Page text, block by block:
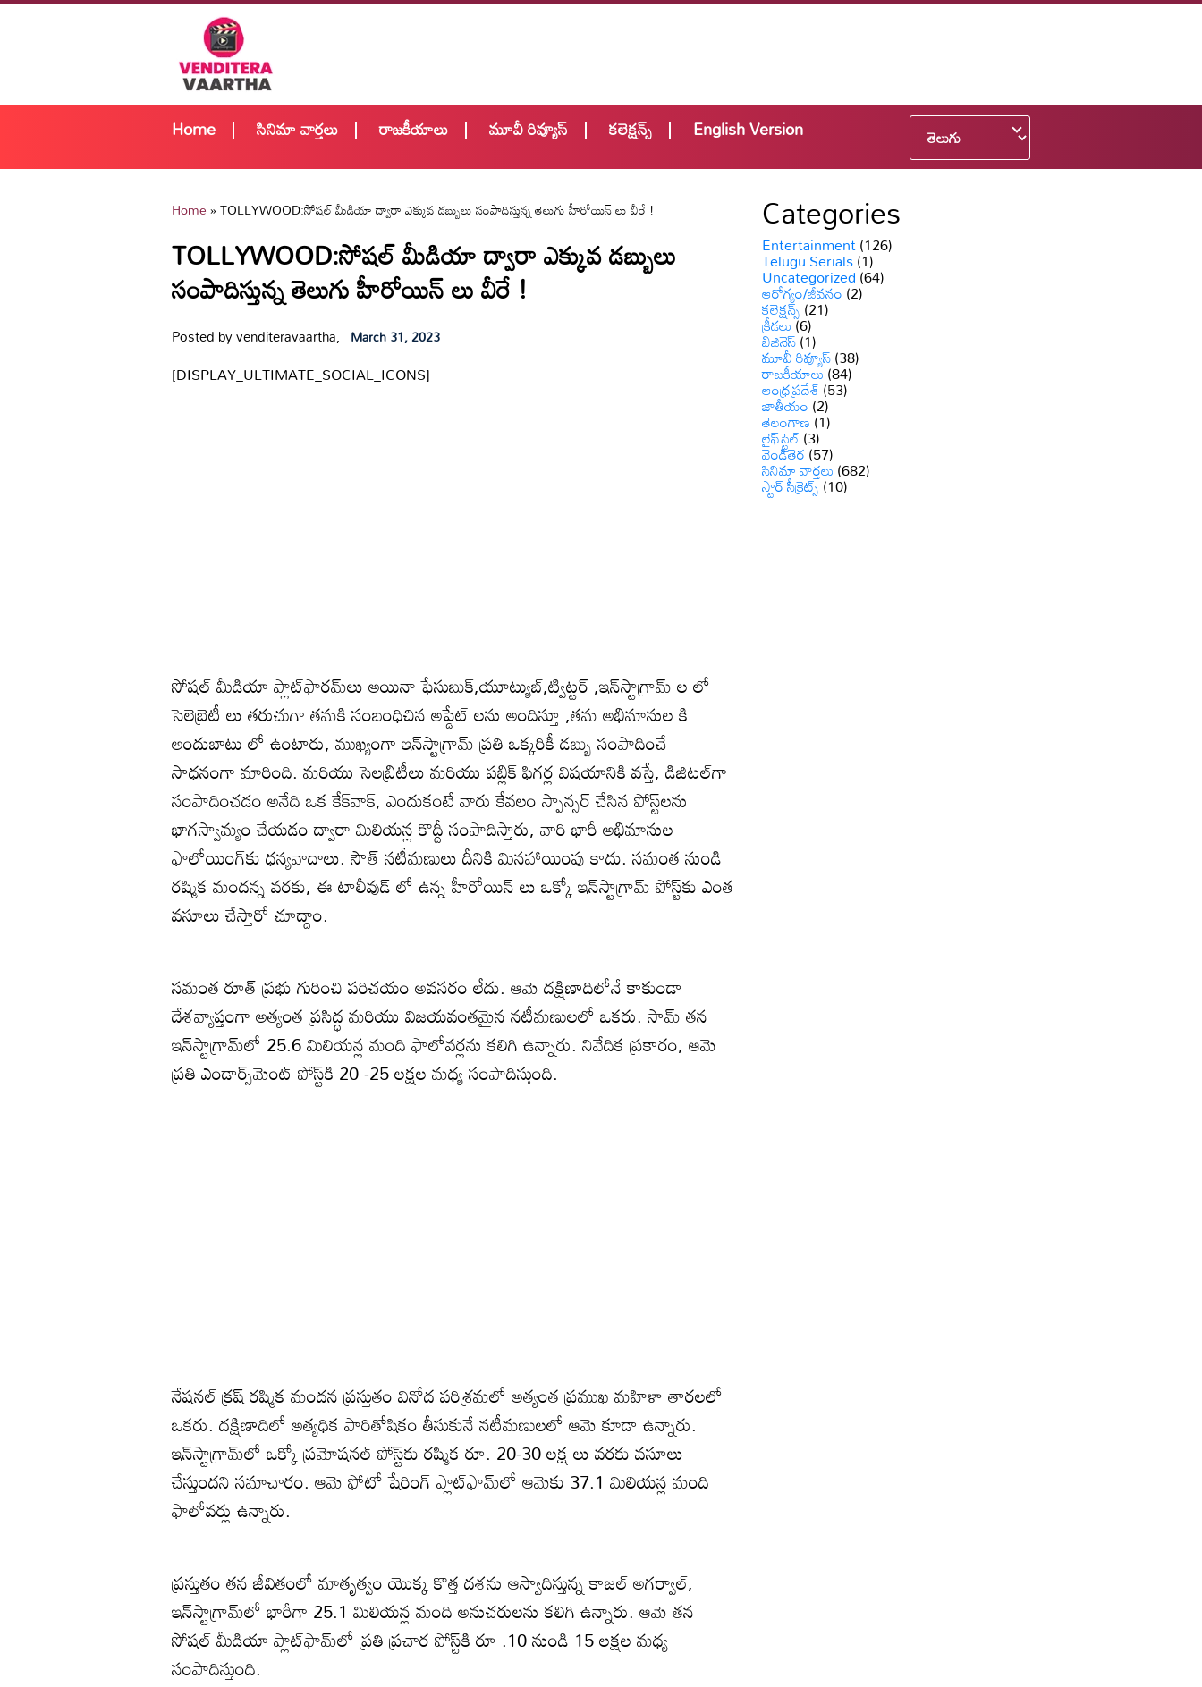
Home సినిమా వార్తలు రాజకీయాలు మూవీ రివ్యూస్ కలెక్షన్స్ English Version
Home»TOLLYWOOD:సోషల్ మీడియా ద్వారా ఎక్కువ డబ్బులు సంపాదిస్తున్న తెలుగు హీరోయిన్ లు వీరే !
TOLLYWOOD:సోషల్ మీడియా ద్వారా ఎక్కువ డబ్బులు
సంపాదిస్తున్న తెలుగు హీరోయిన్ లు వీరే !
Posted by venditeravaartha, March 31, 2023
[DISPLAY_ULTIMATE_SOCIAL_ICONS]
సోషల్ మీడియా ప్లాట్‌ఫారమ్‌లు అయినా ఫేసుబుక్,యూట్యుబ్,ట్విట్టర్ ,ఇన్‌స్టాగ్రామ్ ల లో
సెలెబ్రెటీ లు తరుచుగా తమకి సంబంధిచిన అప్డేట్ లను అందిస్తూ ,తమ అభిమానుల కి
అందుబాటు లో ఉంటారు, ముఖ్యంగా ఇన్‌స్టాగ్రామ్ ప్రతి ఒక్కరికీ డబ్బు సంపాదించే
సాధనంగా మారింది. మరియు సెలబ్రిటీలు మరియు పబ్లిక్ ఫిగర్ల విషయానికి వస్తే, డిజిటల్‌గా
సంపాదించడం అనేది ఒక కేక్‌వాక్, ఎందుకంటే వారు కేవలం స్పాన్సర్ చేసిన పోస్ట్‌లను
భాగస్వామ్యం చేయడం ద్వారా మిలియన్ల కొద్దీ సంపాదిస్తారు, వారి భారీ అభిమానుల
ఫాలోయింగ్‌కు ధన్యవాదాలు. సౌత్ నటీమణులు దీనికి మినహాయింపు కాదు. సమంత నుండి
రష్మిక మందన్న వరకు, ఈ టాలీవుడ్ లో ఉన్న హీరోయిన్ లు ఒక్కో ఇన్‌స్టాగ్రామ్ పోస్ట్‌కు ఎంత
వసూలు చేస్తారో చూద్దాం.
సమంత రూత్ ప్రభు గురించి పరిచయం అవసరం లేదు. ఆమె దక్షిణాదిలోనే కాకుండా
దేశవ్యాప్తంగా అత్యంత ప్రసిద్ధ మరియు విజయవంతమైన నటీమణులలో ఒకరు. సామ్ తన
ఇన్‌స్టాగ్రామ్‌లో 25.6 మిలియన్ల మంది ఫాలోవర్లను కలిగి ఉన్నారు. నివేదిక ప్రకారం, ఆమె
ప్రతి ఎండార్స్‌మెంట్ పోస్ట్‌కి 20 -25 లక్షల మధ్య సంపాదిస్తుంది.
నేషనల్ క్రష్ రష్మిక మందన ప్రస్తుతం వినోద పరిశ్రమలో అత్యంత ప్రముఖ మహిళా తారలలో
ఒకరు. దక్షిణాదిలో అత్యధిక పారితోషికం తీసుకునే నటీమణులలో ఆమె కూడా ఉన్నారు.
ఇన్‌స్టాగ్రామ్‌లో ఒక్కో ప్రమోషనల్ పోస్ట్‌కు రష్మిక రూ. 20-30 లక్ష లు వరకు వసూలు
చేస్తుందని సమాచారం. ఆమె ఫోటో షేరింగ్ ప్లాట్‌ఫామ్‌లో ఆమెకు 37.1 మిలియన్ల మంది
ఫాలోవర్లు ఉన్నారు.
ప్రస్తుతం తన జీవితంలో మాతృత్వం యొక్క కొత్త దశను ఆస్వాదిస్తున్న కాజల్ అగర్వాల్,
ఇన్‌స్టాగ్రామ్‌లో భారీగా 25.1 మిలియన్ల మంది అనుచరులను కలిగి ఉన్నారు. ఆమె తన
సోషల్ మీడియా ప్లాట్‌ఫామ్‌లో ప్రతి ప్రచార పోస్ట్‌కి రూ .10 నుండి 15 లక్షల మధ్య
సంపాదిస్తుంది.
Categories
Entertainment(126)
Telugu Serials(1)
Uncategorized(64)
ఆరోగ్యం/జీవనం(2)
కలెక్షన్స్(21)
క్రీడలు(6)
బిజినెస్(1)
మూవీ రివ్యూస్(38)
రాజకీయాలు(84)
ఆంధ్రప్రదేశ్(53)
జాతీయం(2)
తెలంగాణ(1)
లైఫ్‌స్టైల్(3)
వెండితెర(57)
సినిమా వార్తలు(682)
స్టార్ సీక్రెట్స్(10)